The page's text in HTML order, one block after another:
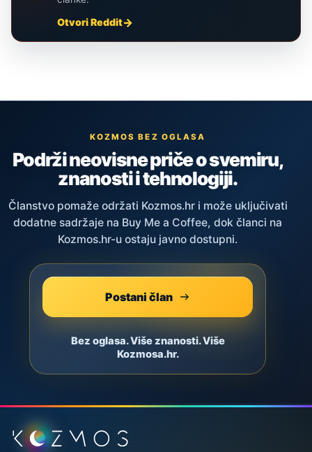
Otvori Reddit
KOZMOS BEZ OGLASA
Podrži neovisne priče o svemiru,
znanosti i tehnologiji.
Članstvo pomaže održati Kozmos.hr i može uključivati
dodatne sadržaje na Buy Me a Coffee, dok članci na
Kozmos.hr-u ostaju javno dostupni.
Postani član
Bez oglasa. Više znanosti. Više
Kozmosa.hr.
Podnožje stranice